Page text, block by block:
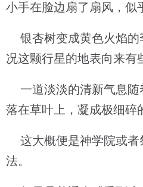
小手在脸边扇了扇风，似
银杏树变成黄色火焰的
况这颗行星的地表向来有
一道淡淡的清新气息随
落在草叶上，凝成极细碎
这大概便是神学院或者
法。